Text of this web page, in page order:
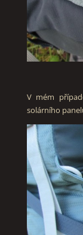
V mém
solárního